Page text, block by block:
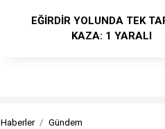
EĞİRDİR YOLUNDA TEK
KAZA: 1 YARALI
Haberler Gündem